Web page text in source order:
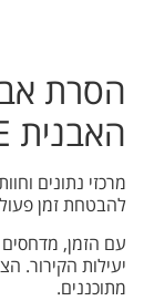
הסרת
האבנית RYDLYME
מרכזי נתונים
להבטחת זמן
עם הזמן, מדחסים
יעילות הקירור.
מתוכננים.